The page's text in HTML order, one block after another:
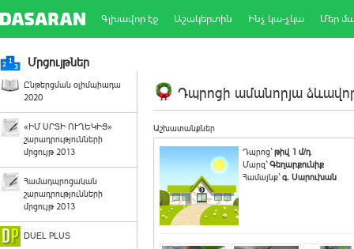
Գլխավոր էջ Աշակերտին Ինչ կա-չկա Մեր
Մրցույթներ
Ընթերցման օլիմպիադա
2020
«ԻՄ ՍՐՏԻ ՈՒՂԵԿԻՑ»
շարադրությունների
մրցույթ 2013
Համադպրոցական
շարադրությունների
մրցույթ 2013
DUEL PLUS
Դպրոցի ամանորյա
Աշխատանքներ
Դպրոց`թիվ 1 մ/դ
Մարզ`Գեղարքունիք
Համայնք`գ. Սարուխան